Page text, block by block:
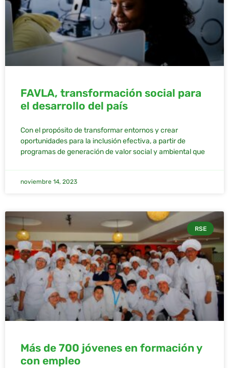
FAVLA, transformación social para
el desarrollo del país
Con el propósito de transformar entornos y crear
oportunidades para la inclusión efectiva, a partir de
programas de generación de valor social y ambiental que
noviembre 14, 2023
RSE
Más de 700 jóvenes en formación y
con empleo